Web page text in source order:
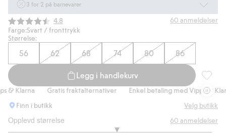
3 for 2 på barnevarer
Ikke Newbie. Gjelder når du handler 2 eller flere varer som inngår i tilbudet
tom. 17/8 i butikk & online for deg som er eller blir medlem. Kan ikke
kombineres med andre tilbud eller rabatter.
Handle nå
Gjennomsnittskarakter:
4.8 60 anmeldelser
Farge:Svart / fronttrykk
Størrelse:
56 62 68 74 80 86
Legg i handlekurv
Body
Klarna Gratis fraktalternativer
Enkel betaling med Vipps & Klarna
Finn i butikk
Velg butikk
Opplevd størrelse 60 anmeldelser